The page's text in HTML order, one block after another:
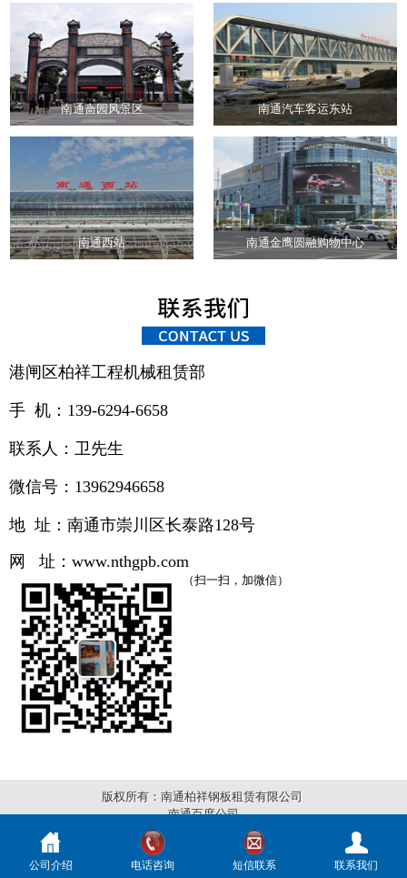
南通啬园风景区 南通汽车客运东站
南通西站 南通金鹰圆融购物中心
港闸区柏祥工程机械租赁部
手 机：139-6294-6658
联系人：卫先生
微信号：13962946658
地 址：南通市崇川区长泰路128号
网 址： www.nthgpb.com
（扫一扫，加微信）
版权所有：南通柏祥钢板租赁有限公司
南通百度公司
公司介绍 电话咨询 短信联系 联系我们